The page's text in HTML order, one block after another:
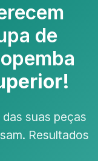
de
suas peças
Resultados